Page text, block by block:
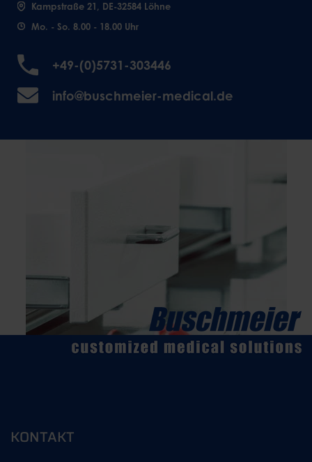
Kampstraße 21, DE-32584 Löhne
Mo. - So. 8.00 - 18.00 Uhr
+49-(0)5731-303446
info@buschmeier-medical.de
KONTAKT